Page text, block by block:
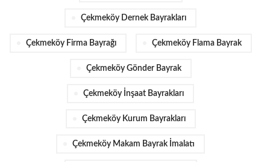
Çekmeköy Dernek Bayrakları
Çekmeköy Firma Bayrağı Çekmeköy Flama Bayrak
Çekmeköy Gönder Bayrak
Çekmeköy İnşaat Bayrakları
Çekmeköy Kurum Bayrakları
Çekmeköy Makam Bayrak İmalatı